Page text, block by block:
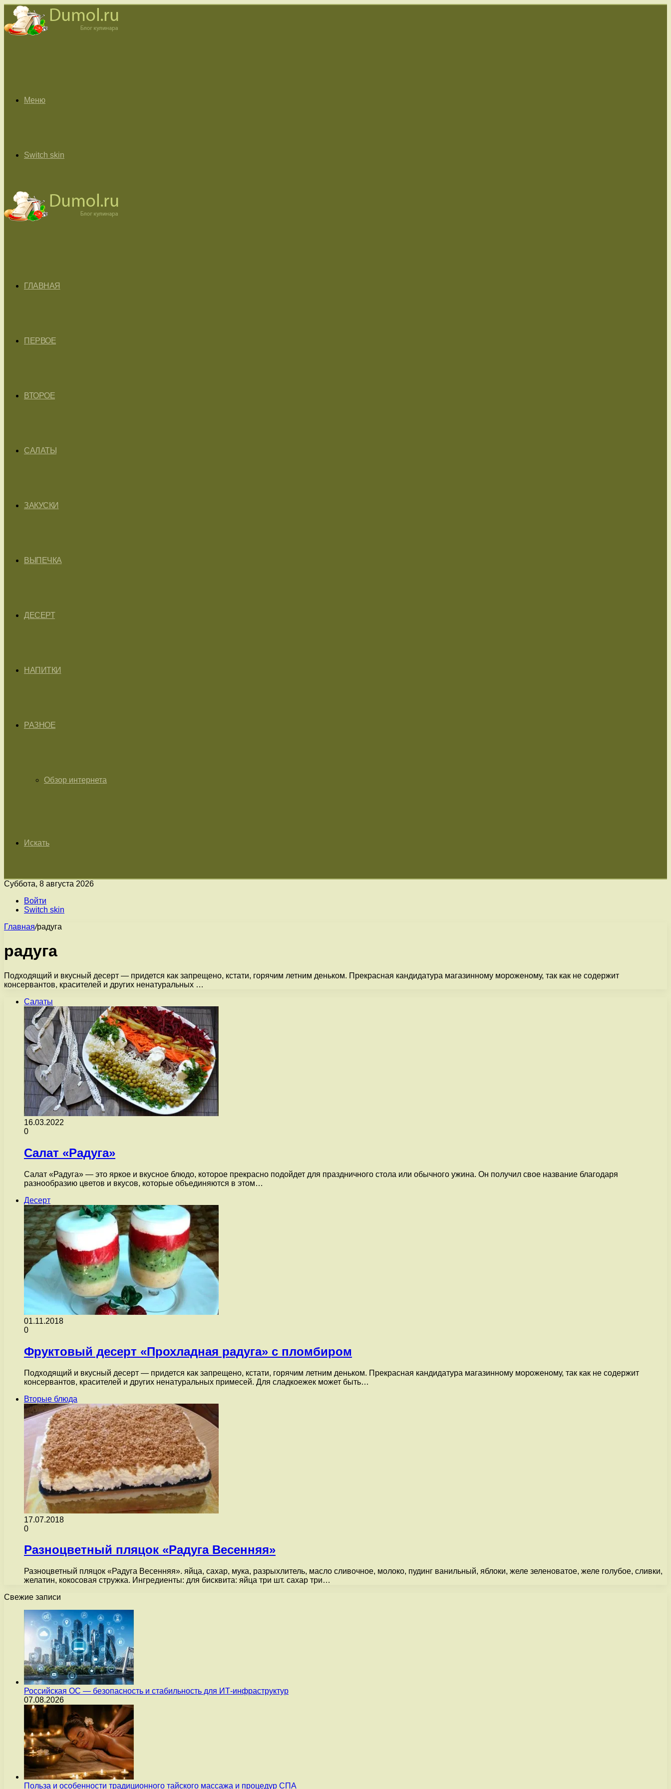
Меню
Switch skin
ГЛАВНАЯ
ПЕРВОЕ
ВТОРОЕ
САЛАТЫ
ЗАКУСКИ
ВЫПЕЧКА
ДЕСЕРТ
НАПИТКИ
РАЗНОЕ
Обзор интернета
Искать
Суббота, 8 августа 2026
Войти
Switch skin
Главная/радуга
радуга
Подходящий и вкусный десерт — придется как запрещено, кстати, горячим летним деньком. Прекрасная кандидатура магазинному мороженому, так как не содержит
консервантов, красителей и других ненатуральных …
Салаты
16.03.2022
0
Салат «Радуга»
Салат «Радуга» — это яркое и вкусное блюдо, которое прекрасно подойдет для праздничного стола или обычного ужина. Он получил свое название благодаря
разнообразию цветов и вкусов, которые объединяются в этом…
Десерт
01.11.2018
0
Фруктовый десерт «Прохладная радуга» с пломбиром
Подходящий и вкусный десерт — придется как запрещено, кстати, горячим летним деньком. Прекрасная кандидатура магазинному мороженому, так как не содержит
консервантов, красителей и других ненатуральных примесей. Для сладкоежек может быть…
Вторые блюда
17.07.2018
0
Разноцветный пляцок «Радуга Весенняя»
Разноцветный пляцок «Радуга Весенняя». яйца, сахар, мука, разрыхлитель, масло сливочное, молоко, пудинг ванильный, яблоки, желе зеленоватое, желе голубое, сливки,
желатин, кокосовая стружка. Ингредиенты: для бисквита: яйца три шт. сахар три…
Свежие записи
Российская ОС — безопасность и стабильность для ИТ-инфраструктур
07.08.2026
Польза и особенности традиционного тайского массажа и процедур СПА